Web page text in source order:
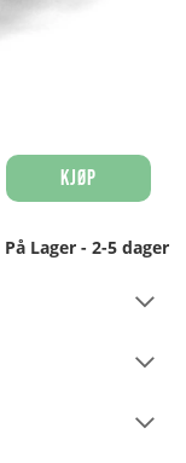
Kjøp
På Lager - 2-5 dager